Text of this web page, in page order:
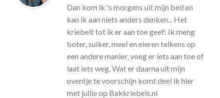
Dan kom ik 's morgens uit mijn bed en
kan ik aan niets anders denken... Het
kriebelt tot ik er aan toe geef: Ik meng
boter, suiker, meel en eieren telkens op
een andere manier, voeg er iets aan toe of
laat iets weg. Wat er daarna uit mijn
oventje te voorschijn komt deel ik hier
met jullie op Bakkriebels.nl